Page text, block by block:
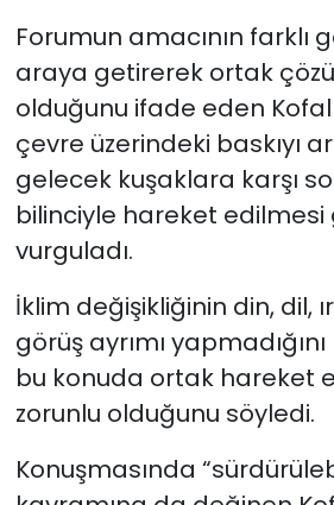
Forumun amacının farklı
araya getirerek ortak
olduğunu ifade eden
çevre üzerindeki baskıyı
gelecek kuşaklara karşı
bilinciyle hareket edilmesi
vurguladı.
İklim değişikliğinin din, dil,
görüş ayrımı
bu konuda ortak hareket
zorunlu olduğunu söyledi.
Konuşmasında